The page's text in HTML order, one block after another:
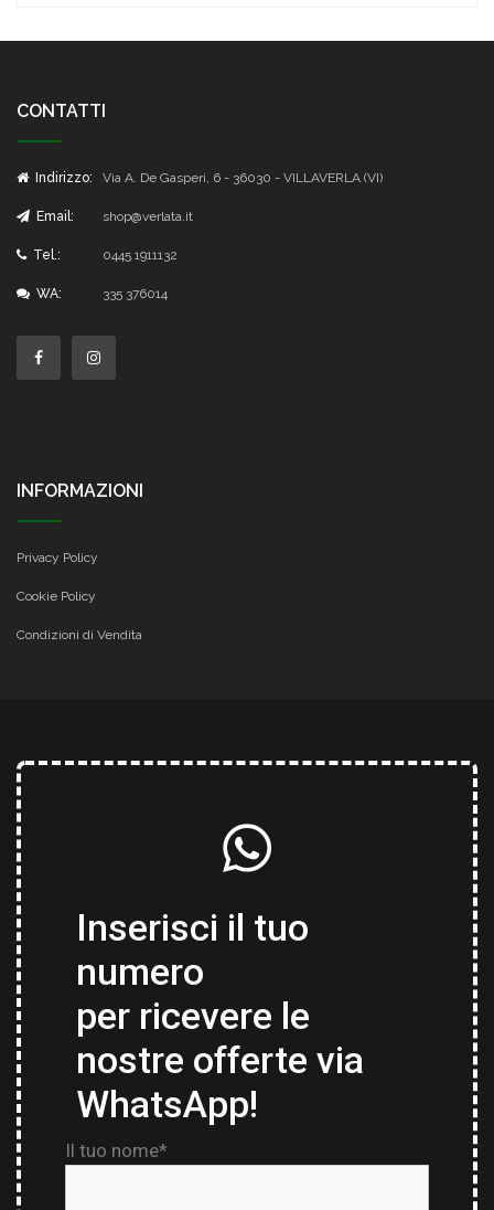
CONTATTI
Indirizzo: Via A. De Gasperi, 6 - 36030 - VILLAVERLA (VI)
Email: shop@verlata.it
Tel.: 0445 1911132
WA: 335 376014
INFORMAZIONI
Privacy Policy
Cookie Policy
Condizioni di Vendita